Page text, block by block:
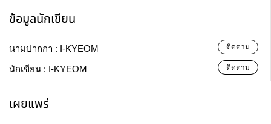
ข้อมูลนักเขียน
นามปากกา : I-KYEOM ติดตาม
นักเขียน : I-KYEOM ติดตาม
เผยแพร่